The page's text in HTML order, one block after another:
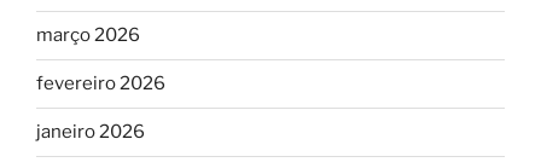
março 2026
fevereiro 2026
janeiro 2026